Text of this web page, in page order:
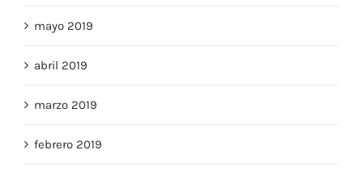
mayo 2019
abril 2019
marzo 2019
febrero 2019